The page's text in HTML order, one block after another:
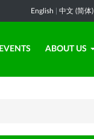
English 中文 (简体)
EVENTS ABOUT US